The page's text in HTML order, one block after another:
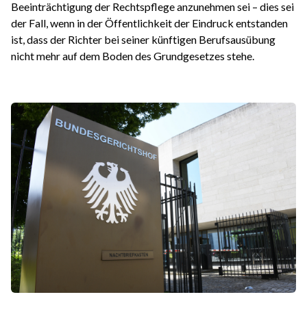
Beeinträchtigung der Rechtspflege anzunehmen sei – dies sei
der Fall, wenn in der Öffentlichkeit der Eindruck entstanden
ist, dass der Richter bei seiner künftigen Berufsausübung
nicht mehr auf dem Boden des Grundgesetzes stehe.